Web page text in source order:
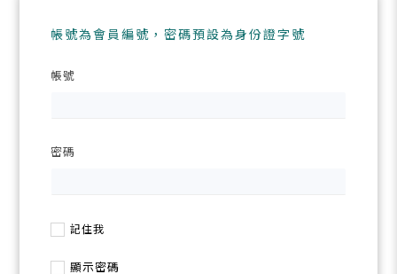
帳號為會員編號，密碼預設為身份證字號
帳號
密碼
記住我
顯示密碼